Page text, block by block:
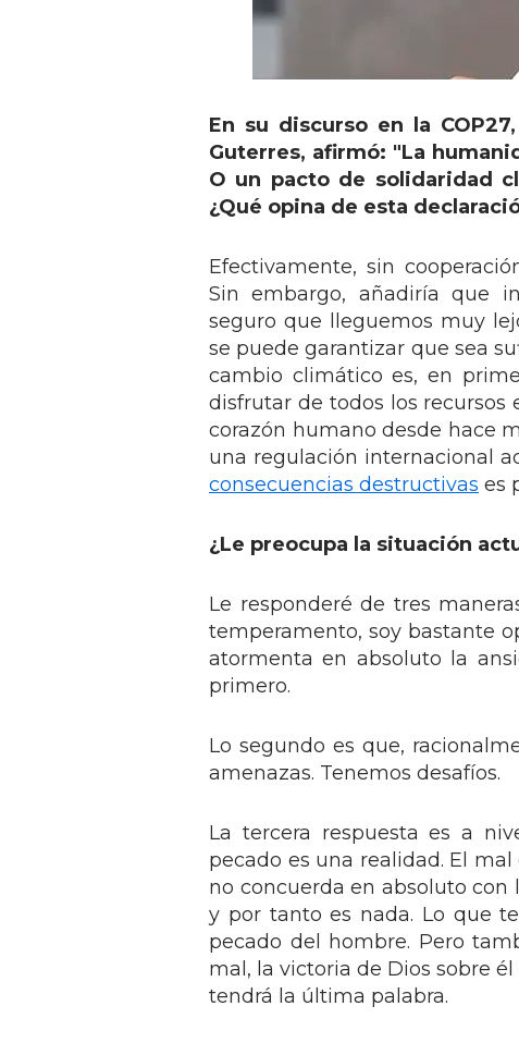
En su discurso en la
Guterres, afirmó: "La
O un pacto de solidaridad
¿Qué opina de esta
Efectivamente, sin
Sin embargo, añadiría que
seguro que lleguemos muy
se puede garantizar que sea
cambio climático es, en
disfrutar de todos los recursos
corazón humano desde hace
una regulación internacional
consecuencias destructivas es
¿Le preocupa la situación
Le responderé de tres
temperamento, soy bastante
atormenta en absoluto la
primero.
Lo segundo es que,
amenazas. Tenemos desafíos.
La tercera respuesta es a
pecado es una realidad. El
no concuerda en absoluto
y por tanto es nada. Lo que
pecado del hombre. Pero
mal, la victoria de Dios sobre
tendrá la última palabra.